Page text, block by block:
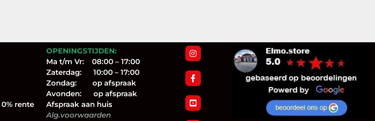
0% rente
OPENINGSTIJDEN:
Ma t/m Vr: 08:00 – 17:00
Zaterdag: 10:00 – 17:00
Zondag: op afspraak
Avonden: op afspraak
Afspraak aan huis
Alg.voorwaarden